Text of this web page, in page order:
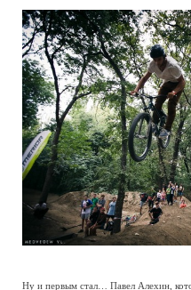
Ну и первым стал… Павел Алехин,